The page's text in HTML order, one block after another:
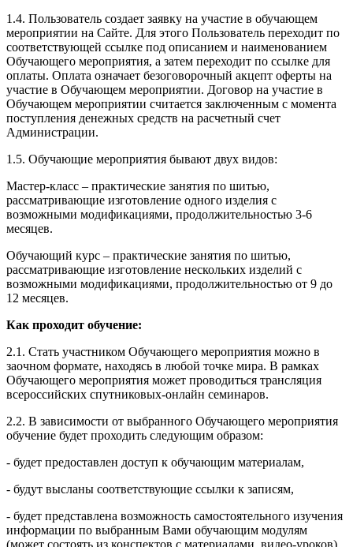
1.4. Пользователь создает заявку на участие в обучающем
мероприятии на Сайте. Для этого Пользователь переходит по
соответствующей ссылке под описанием и наименованием
Обучающего мероприятия, а затем переходит по ссылке для
оплаты. Оплата означает безоговорочный акцепт оферты на
участие в Обучающем мероприятии. Договор на участие в
Обучающем мероприятии считается заключенным с момента
поступления денежных средств на расчетный счет
Администрации.
1.5. Обучающие мероприятия бывают двух видов:
Мастер-класс – практические занятия по шитью,
рассматривающие изготовление одного изделия с
возможными модификациями, продолжительностью 3-6
месяцев.
Обучающий курс – практические занятия по шитью,
рассматривающие изготовление нескольких изделий с
возможными модификациями, продолжительностью от 9 до
12 месяцев.
Как проходит обучение:
2.1. Стать участником Обучающего мероприятия можно в
заочном формате, находясь в любой точке мира. В рамках
Обучающего мероприятия может проводиться трансляция
всероссийских спутниковых-онлайн семинаров.
2.2. В зависимости от выбранного Обучающего мероприятия
обучение будет проходить следующим образом:
- будет предоставлен доступ к обучающим материалам,
- будут высланы соответствующие ссылки к записям,
- будет представлена возможность самостоятельного изучения
информации по выбранным Вами обучающим модулям
(может состоять из конспектов с материалами, видео-уроков),